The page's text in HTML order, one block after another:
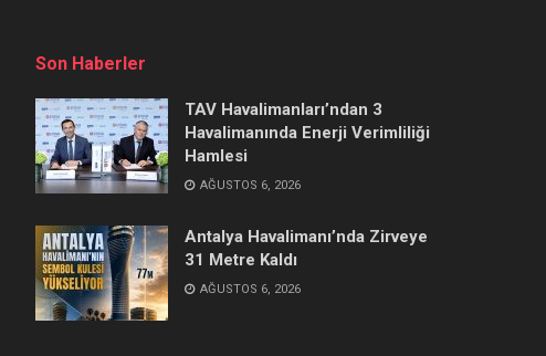
Son Haberler
TAV Havalimanları’ndan 3
Havalimanında Enerji Verimliliği
Hamlesi
AĞUSTOS 6, 2026
Antalya Havalimanı’nda Zirveye
31 Metre Kaldı
AĞUSTOS 6, 2026